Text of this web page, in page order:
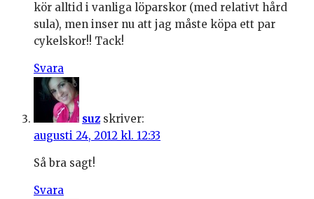
kör alltid i vanliga löparskor (med relativt hård
sula), men inser nu att jag måste köpa ett par
cykelskor!! Tack!
Svara
suz skriver:
augusti 24, 2012 kl. 12:33
Så bra sagt!
Svara